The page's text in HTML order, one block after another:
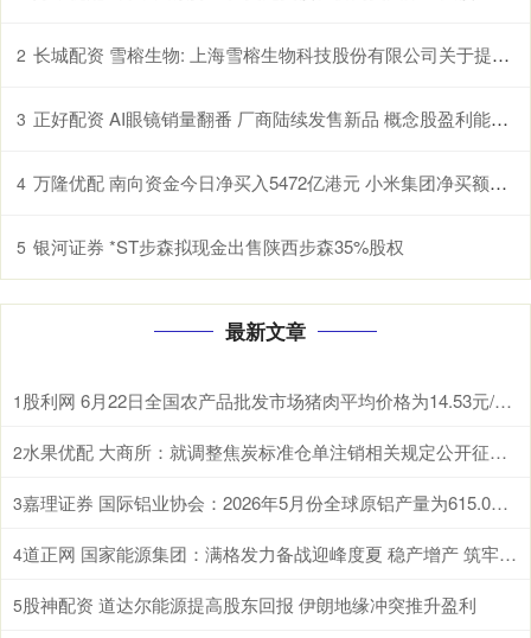
2 长城配资 雪榕生物: 上海雪榕生物科技股份有限公司关于提前赎回雪榕转债的公告
3 正好配资 AI眼镜销量翻番 厂商陆续发售新品 概念股盈利能力上升（附股）
4 万隆优配 南向资金今日净买入5472亿港元 小米集团净买额居首
5 银河证券 *ST步森拟现金出售陕西步森35%股权
最新文章
1 股利网 6月22日全国农产品批发市场猪肉平均价格为14.53元/公斤 比节前下降0.8%
2 水果优配 大商所：就调整焦炭标准仓单注销相关规定公开征求意见
3 嘉理证券 国际铝业协会：2026年5月份全球原铝产量为615.0万吨
4 道正网 国家能源集团：满格发力备战迎峰度夏 稳产增产 筑牢煤炭保供压舱石
5股神配资 道达尔能源提高股东回报 伊朗地缘冲突推升盈利